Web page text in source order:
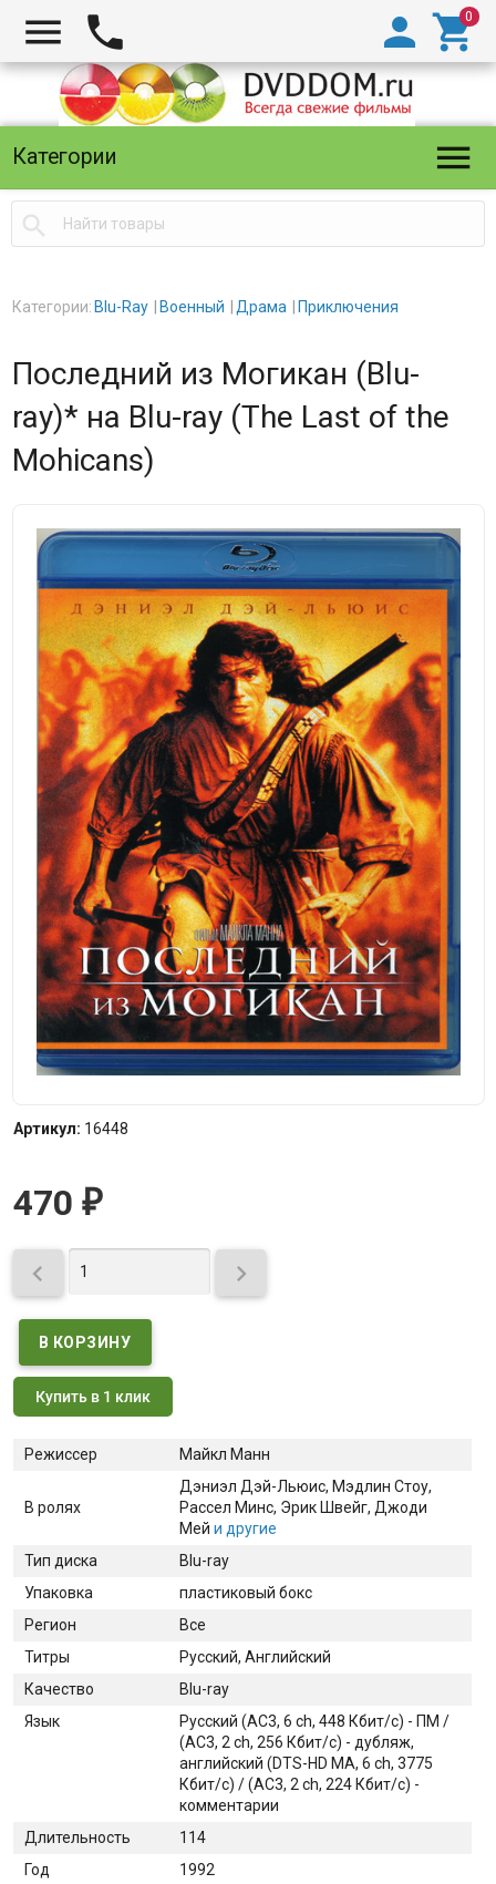
  

Категории 

Категории: Blu-Ray Военный Драма Приключения
Последний из Могикан (Blu-
ray)* на Blu-ray (The Last of the
Mohicans)
Артикул: 16448
470 ₽
 
Купить в 1 клик
Режиссер Майкл Манн
В ролях
Дэниэл Дэй-Льюис, Мэдлин Стоу,
Рассел Минс, Эрик Швейг, Джоди
Мей и другие
Тип диска
Blu-ray
Упаковка
пластиковый бокс
Регион
Все
Титры
Русский, Английский
Качество
Blu-ray
Язык
Русский (AC3, 6 ch, 448 Кбит/с) - ПМ /
(AC3, 2 ch, 256 Кбит/с) - дубляж,
английский (DTS-HD MA, 6 ch, 3775
Кбит/с) / (AC3, 2 ch, 224 Кбит/с) -
комментарии
Длительность
114
Год
1992